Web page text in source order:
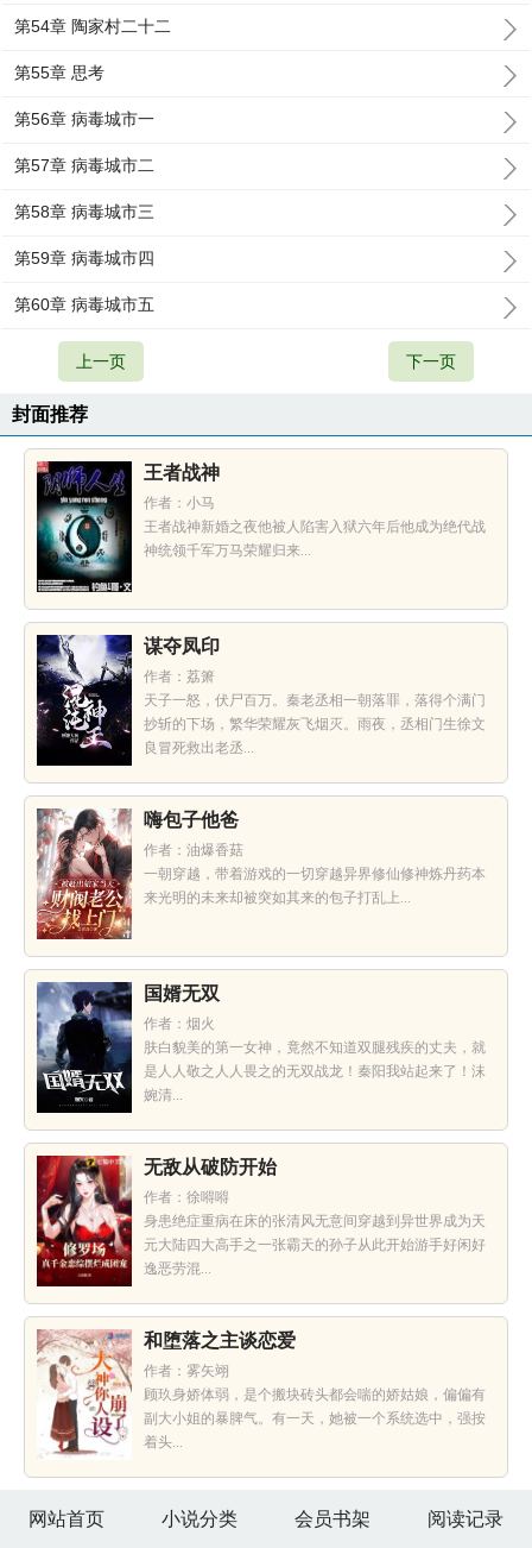
第54章 陶家村二十二
第55章 思考
第56章 病毒城市一
第57章 病毒城市二
第58章 病毒城市三
第59章 病毒城市四
第60章 病毒城市五
上一页 下一页
封面推荐
王者战神
作者：小马
王者战神新婚之夜他被人陷害入狱六年后他成为绝代战
神统领千军万马荣耀归来...
谋夺凤印
作者：荔箫
天子一怒，伏尸百万。秦老丞相一朝落罪，落得个满门
抄斩的下场，繁华荣耀灰飞烟灭。雨夜，丞相门生徐文
良冒死救出老丞...
嗨包子他爸
作者：油爆香菇
一朝穿越，带着游戏的一切穿越异界修仙修神炼丹药本
来光明的未来却被突如其来的包子打乱上...
国婿无双
作者：烟火
肤白貌美的第一女神，竟然不知道双腿残疾的丈夫，就
是人人敬之人人畏之的无双战龙！秦阳我站起来了！沫
婉清...
无敌从破防开始
作者：徐嘚嘚
身患绝症重病在床的张清风无意间穿越到异世界成为天
元大陆四大高手之一张霸天的孙子从此开始游手好闲好
逸恶劳混...
和堕落之主谈恋爱
作者：雾矢翊
顾玖身娇体弱，是个搬块砖头都会喘的娇姑娘，偏偏有
副大小姐的暴脾气。有一天，她被一个系统选中，强按
着头...
网站首页 小说分类 会员书架 阅读记录